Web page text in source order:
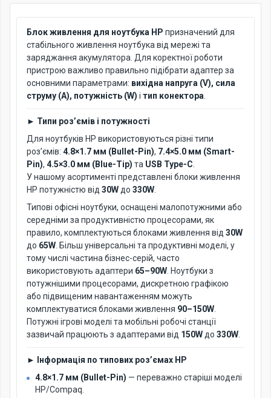
Блок живлення для ноутбука HP призначений для
стабільного живлення ноутбука від мережі та
заряджання акумулятора. Для коректної роботи
пристрою важливо правильно підібрати адаптер за
основними параметрами: вихідна напруга (V), сила
струму (A), потужність (W) і тип конектора
► Типи роз’ємів і потужності
Для ноутбуків HP використовуються різні типи
роз’ємів: 4.8×1.7 мм (Bullet-Pin), 7.4×5.0 мм (Smart-
Pin), 4.5×3.0 мм (Blue-Tip) та USB Type-C
У нашому асортименті представлені блоки живлення
HP потужністю від 30W до 330W
Типові офісні ноутбуки, оснащені малопотужними або
середніми за продуктивністю процесорами, як
правило, комплектуються блоками живлення від 30W
до 65W . Більш універсальні та продуктивні моделі, у
тому числі частина бізнес-серій, часто
використовують адаптери 65–90W . Ноутбуки з
потужнішими процесорами, дискретною графікою
або підвищеним навантаженням можуть
комплектуватися блоками живлення 90–150W
Потужні ігрові моделі та мобільні робочі станції
зазвичай працюють з адаптерами від 150W до 330W
► Інформація по типових роз’ємах HP
4.8×1.7 мм (Bullet-Pin) — переважно старіші моделі
HP/Compaq.